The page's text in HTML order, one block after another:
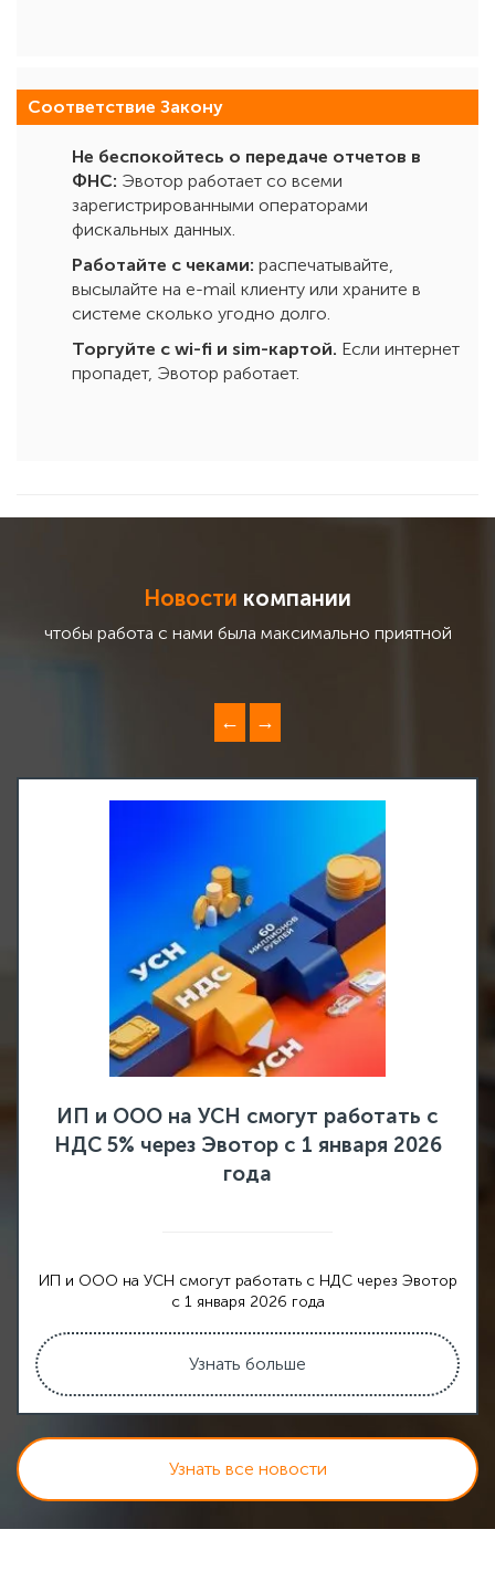
Соответствие Закону
Не беспокойтесь о передаче отчетов в
ФНС: Эвотор работает со всеми
зарегистрированными операторами
фискальных данных.
Работайте с чеками: распечатывайте,
высылайте на e-mail клиенту или храните в
системе сколько угодно долго.
Торгуйте с wi-fi и sim-картой. Если интернет
пропадет, Эвотор работает.
Новости компании
чтобы работа с нами была максимально приятной
← →
ИП и ООО на УСН смогут работать с
НДС 5% через Эвотор с 1 января 2026
года
ИП и ООО на УСН смогут работать с НДС через Эвотор
с 1 января 2026 года
Узнать больше
Узнать все новости